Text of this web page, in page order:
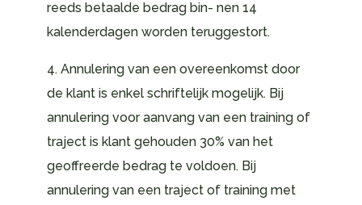
reeds betaalde bedrag bin- nen 14
kalenderdagen worden teruggestort.
4. Annulering van een overeenkomst door
de klant is enkel schriftelijk mogelijk. Bij
annulering voor aanvang van een training of
traject is klant gehouden 30% van het
geoffreerde bedrag te voldoen. Bij
annulering van een traject of training met